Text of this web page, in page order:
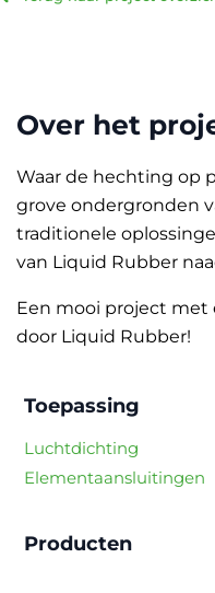
Toepassing
Luchtdichting
Elementaansluitingen
Producten
Over het
Waar de hechting op
grove ondergronden
traditionele
van Liquid Rubber
Een mooi project
door Liquid Rubber!